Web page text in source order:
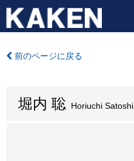
前のページに戻る
堀内 聡 Horiuchi Satoshi